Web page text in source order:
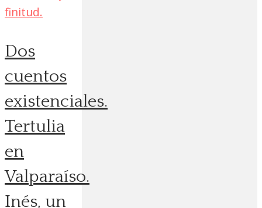
Dos
cuentos
existenciales.
Tertulia
en
Valparaíso.
Inés, un